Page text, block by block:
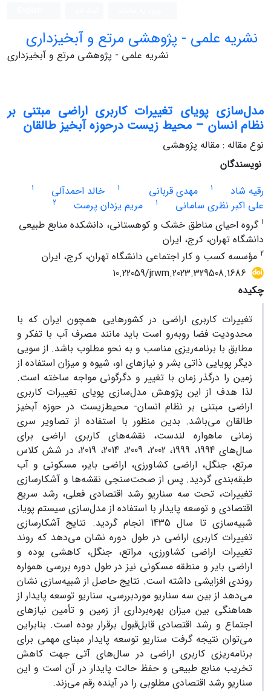
نشریه علمی - پژوهشی مرتع و آبخیزداری
نشریه علمی - پژوهشی مرتع و آبخیزداری
مدل‌سازی پویای تغییرات کاربری اراضی مبتنی بر
نظام انسان – محیط زیست درحوزه آبخیز طالقان
نوع مقاله : مقاله پژوهشی
نویسندگان
رقیه شاد
1 مهدی قربانی 1 خالد احمدآلی 1
علی اکبر نظری سامانی 1 مریم یزدان پرست
2
1 گروه احیای مناطق خشک و کوهستانی، دانشکده منابع طبیعی
دانشگاه تهران، کرج، ایران
2 مؤسسه کسب و کار اجتماعی دانشگاه تهران، کرج، ایران
10.22059/jrwm.2023.329508.1686
چکیده
تغییرات کاربری اراضی در کشور‌هایی همچون ایران که با
محدودیت فضا روبه‌رو است باید مانند مصرف آب با تفکر و
مطابق با برنامه‌ریزی مناسب و به نحو مطلوب باشد. از سویی
دیگر پویایی ذاتی بشر و نیازهای او، شیوه و میزان استفاده از
زمین را درگذر زمان با تغییر و دگرگونی مواجه ساخته است.
لذا هدف از این پژوهش مدل‌سازی پویای تغییرات کاربری
اراضی مبتنی بر نظام انسان- محیط‌زیست در حوزه آبخیز
طالقان می‌باشد. بدین منظور با استفاده از تصاویر سری
زمانی ماهواره لندست، نقشه‌های کاربری اراضی برای
سال‌های 1994، 1999، 2002، 2009، 2014، 2019، در شش کلاس
مرتع، جنگل، اراضی کشاورزی، اراضی بایر، مسکونی و آب
طبقه‌بندی گردید. پس از صحت‌سنجی نقشه‌ها و آشکارسازی
تغییرات، تحت سه سناریو رشد اقتصادی فعلی، رشد سریع
اقتصادی و توسعه پایدار با استفاده از مدل‌سازی سیستم‌ پویا،
شبیه‌سازی تا سال 1435 انجام گردید. نتایج آشکارسازی
تغییرات کاربری اراضی در طول دوره نشان می‌دهد که روند
تغییرات اراضی کشاورزی، مراتع، جنگل، کاهشی بوده و
اراضی بایر و منطقه مسکونی نیز در طول دوره بررسی همواره
روندی افزایشی داشته است. نتایج حاصل از شبیه‌سازی نشان
می‌دهد از بین سه سناریو موردبررسی، سناریو توسعه پایدار از
هماهنگی بین میزان ‌بهره‌برداری از زمین و تأمین‌ نیاز‌های
اجتماع و رشد اقتصادی قابل‌قبول برقرار بوده است. بنابراین
می‌توان نتیجه گرفت سناریو توسعه پایدار مبنای مهمی برای
برنامه‌ریزی کاربری اراضی در سال‌های آتی جهت کاهش
تخریب منابع طبیعی و حفظ حالت پایدار در آن است و این
سناریو رشد اقتصادی مطلوبی را در آینده رقم می‌زند.